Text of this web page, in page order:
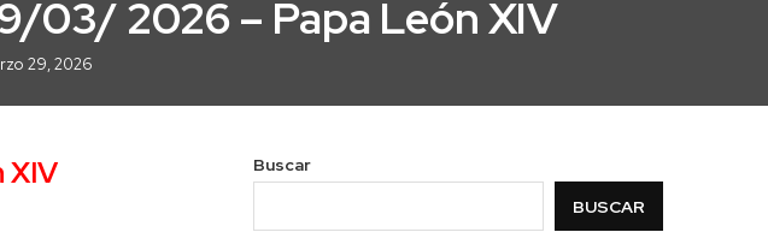
03/ 2026 – Papa León XIV
29, 2026
XIV
Buscar
BUSCAR